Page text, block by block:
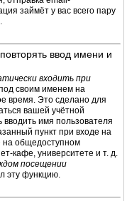
займёт у вас всего пару
ввод имени и
входить при
своим именем на
время. Это сделано для
вашей учётной
имя пользователя
пункт при входе на
на общедоступном
кафе, университете и т. д.
посещении
эту функцию.